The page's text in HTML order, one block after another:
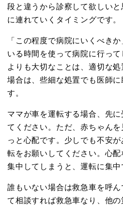
段と違うから診察して欲しい
に連れていくタイミングです。
「この程度で病院にいくべき
いる時間を使って病院に行っ
よりも大切なことは、適切な
場合は、些細な処置でも医師
す。
ママが車を運転する場合、先
てください。ただ、赤ちゃん
っと心配です。少しでも不安
転をお願いしてください。心
集中してしまうと、運転に集中
誰もいない場合は救急車を呼
て相談すれば救急車なり、他